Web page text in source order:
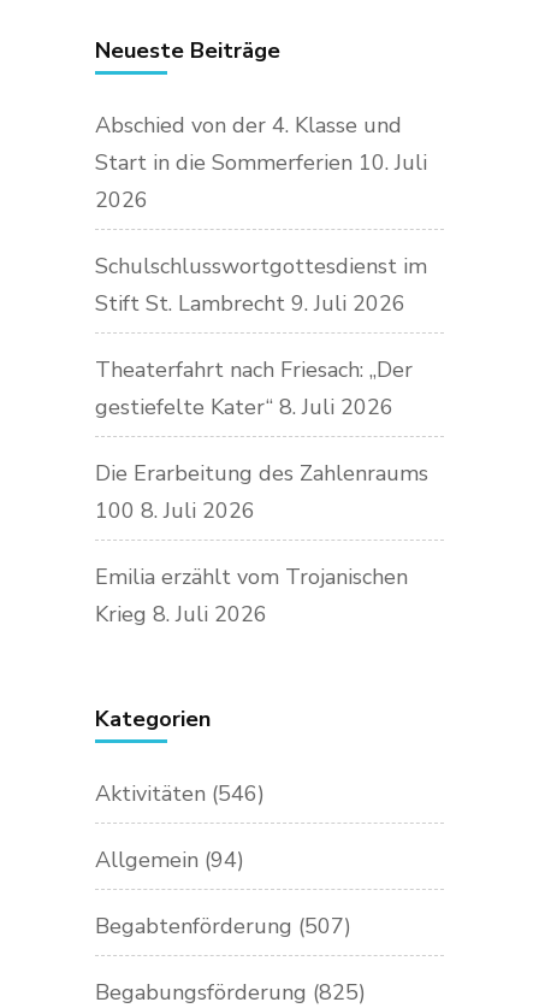
Neueste Beiträge
Abschied von der 4. Klasse und
Start in die Sommerferien 10. Juli
2026
Schulschlusswortgottesdienst im
Stift St. Lambrecht 9. Juli 2026
Theaterfahrt nach Friesach: „Der
gestiefelte Kater“ 8. Juli 2026
Die Erarbeitung des Zahlenraums
100 8. Juli 2026
Emilia erzählt vom Trojanischen
Krieg 8. Juli 2026
Kategorien
Aktivitäten (546)
Allgemein (94)
Begabtenförderung (507)
Begabungsförderung (825)